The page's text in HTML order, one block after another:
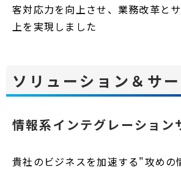
客対応力を向上させ、業務改革と
上を実現しました
ソリューション＆サ
情報系インテグレーション
貴社のビジネスを加速する"攻めの